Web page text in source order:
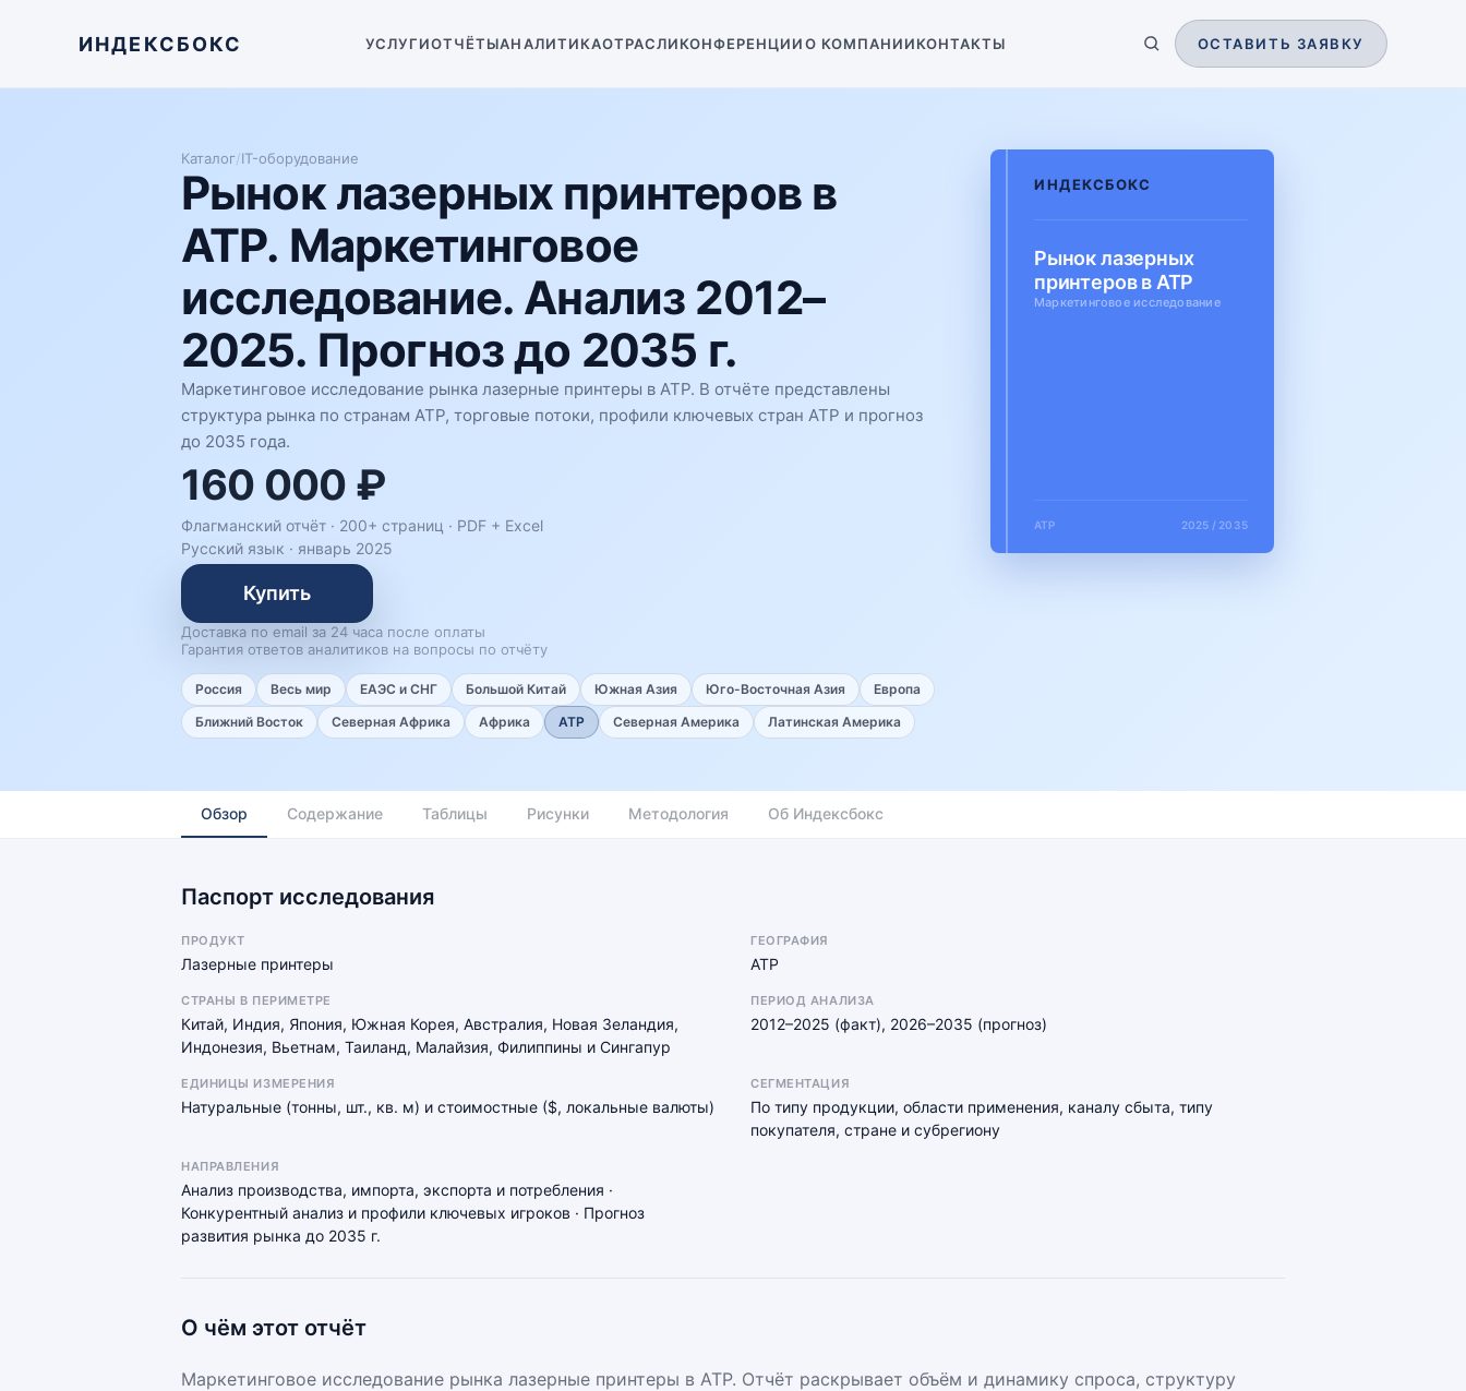
ИНДЕКСБОКС УСЛУГИОТЧЁТЫАНАЛИТИКАОТРАСЛИКОНФЕРЕНЦИИО КОМПАНИИКОНТАКТЫ ОСТАВИТЬ ЗАЯВКУ
Каталог/IT-оборудование
Рынок лазерных принтеров в
АТР. Маркетинговое
исследование. Анализ 2012–
2025. Прогноз до 2035 г.
Маркетинговое исследование рынка лазерные принтеры в АТР. В отчёте представлены
структура рынка по странам АТР, торговые потоки, профили ключевых стран АТР и прогноз
до 2035 года.
160 000 ₽
Флагманский отчёт · 200+ страниц · PDF + Excel
Русский язык · январь 2025
Купить
Доставка по email за 24 часа после оплаты
Гарантия ответов аналитиков на вопросы по отчёту
Россия Весь мир ЕАЭС и СНГ Большой Китай Южная Азия Юго-Восточная Азия
Европа
Ближний Восток
Северная Африка Африка АТР Северная Америка Латинская Америка
ИНДЕКСБОКС
Рынок лазерных
принтеров в АТР
Маркетинговое исследование
АТР 2025 / 2035
Обзор Содержание Таблицы Рисунки Методология Об Индексбокс
Паспорт исследования
ПРОДУКТ
Лазерные принтеры
ГЕОГРАФИЯ
АТР
СТРАНЫ В ПЕРИМЕТРЕ
Китай, Индия, Япония, Южная Корея, Австралия, Новая Зеландия,
Индонезия, Вьетнам, Таиланд, Малайзия, Филиппины и Сингапур
ПЕРИОД АНАЛИЗА
2012–2025 (факт), 2026–2035 (прогноз)
ЕДИНИЦЫ ИЗМЕРЕНИЯ
Натуральные (тонны, шт., кв. м) и стоимостные ($, локальные валюты)
СЕГМЕНТАЦИЯ
По типу продукции, области применения, каналу сбыта, типу
покупателя, стране и субрегиону
НАПРАВЛЕНИЯ
Анализ производства, импорта, экспорта и потребления ·
Конкурентный анализ и профили ключевых игроков · Прогноз
развития рынка до 2035 г.
О чём этот отчёт
Маркетинговое исследование рынка лазерные принтеры в АТР. Отчёт раскрывает объём и динамику спроса, структуру